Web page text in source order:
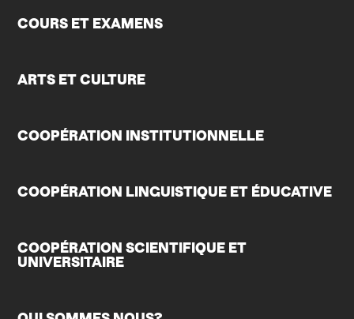
COURS ET EXAMENS
ARTS ET CULTURE
COOPÉRATION INSTITUTIONNELLE
COOPÉRATION LINGUISTIQUE ET ÉDUCATIVE
COOPÉRATION SCIENTIFIQUE ET
UNIVERSITAIRE